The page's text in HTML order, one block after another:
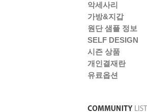
악세사리
가방&지갑
원단 샘플 정보
SELF DESIGN
시즌 상품
개인결재란
유료옵션